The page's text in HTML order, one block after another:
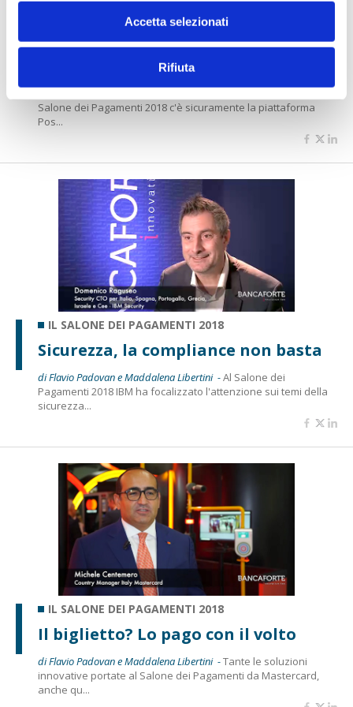
Accetta selezionati
Rifiuta
IL SALONE DEI PAGAMENTI 2018
Postepay Connect, pagamenti e
telefonia mai così integrati
Salone dei Pagamenti 2018 c'è sicuramente la piattaforma
Pos...
IL SALONE DEI PAGAMENTI 2018
Sicurezza, la compliance non basta
di Flavio Padovan e Maddalena Libertini -Al Salone dei
Pagamenti 2018 IBM ha focalizzato l'attenzione sui temi della
sicurezza...
IL SALONE DEI PAGAMENTI 2018
Il biglietto? Lo pago con il volto
di Flavio Padovan e Maddalena Libertini -Tante le soluzioni
innovative portate al Salone dei Pagamenti da Mastercard,
anche qu...